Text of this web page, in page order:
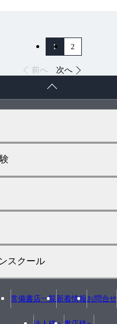
前へ
1 2
次へ
スクール
常備書店一覧新着情報お問合せ